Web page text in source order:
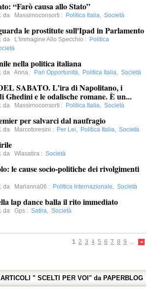
“Farò causa allo Stato”
da Massimoconsorti : Politica Italia, Società
le prostitute sull'Ipad in Parlamento
da L'Immagine Allo Specchio : Politica
nella politica italiana
da Anna : Pari Opportunità, Politica Italia, Società
SABATO. L’ira di Napolitano, i
Ghedini e le odalische romane. È un...
da Massimoconsorti : Politica Italia, Società
per salvarci dal naufragio
da Marcotoresini : Per Lei, Politica Italia, Società
da Wlasatira : Società
le cause socio-politiche dei rivolgimenti
da Marianna06 : Politica Internazionale, Società
lap dance balla il rito immediato
da Gps : Satira, Società
1 2 3 4 5 6 7 8 9 ...
ARTICOLI " SCELTI PER VOI" da PAPERBLOG